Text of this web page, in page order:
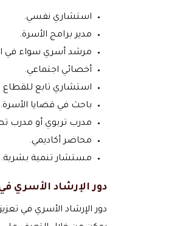
استشاري نفسي.
مدير برامج الأسرة.
مرشد أسري سواء في
أخصائي اجتماعي.
استشاري تابع
باحث في قضايا الأسرة.
مدرب تربوي أو مدرب
محاضر أكاديمي.
مستشار تنمية بشرية.
دور الإرشاد الأسري
دور الإرشاد الأسري في